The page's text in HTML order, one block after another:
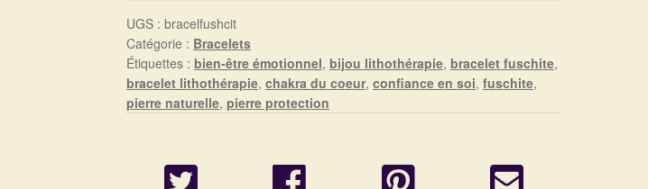
UGS :bracelfushcit
Catégorie : Bracelets
Étiquettes :bien-être émotionnel,bijou lithothérapie,bracelet fuschite,
bracelet lithothérapie,chakra du coeur,confiance en soi,fuschite,
pierre naturelle,pierre protection